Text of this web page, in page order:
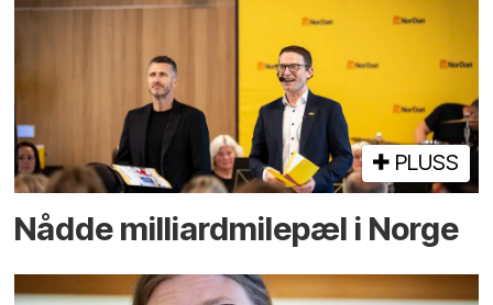
PLUSS
Nådde milliard­­milepæl i Norge